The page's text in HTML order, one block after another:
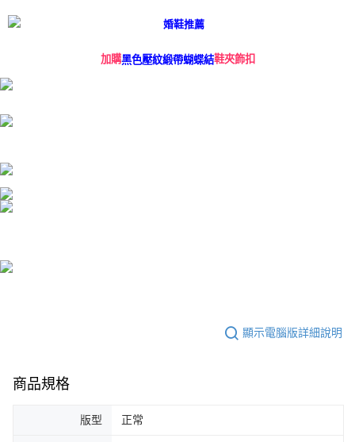
加購黑色壓紋緞帶蝴蝶結鞋夾飾扣
顯示電腦版詳細說明
商品規格
版型 正常